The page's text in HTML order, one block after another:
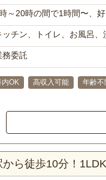
～20時の間で1時間〜、
ッチン、トイレ、お風呂
務委託
内OK 高収入可能 年齢不
ら徒歩10分！